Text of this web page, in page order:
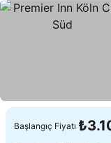
Başlangıç Fiyatı